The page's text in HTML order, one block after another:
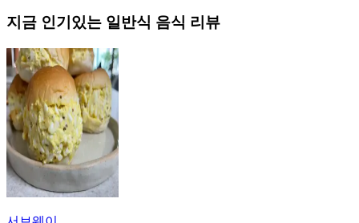
지금 인기있는 일반식 음식 리뷰